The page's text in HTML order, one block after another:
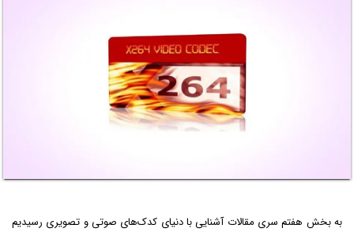
به بخش هفتم سری مقالات آشنایی با دنیای کدک‌های صوتی و تصویری رسیدیم